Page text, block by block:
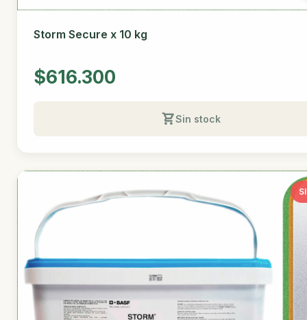
Storm Secure x 10 kg
$616.300
Sin stock